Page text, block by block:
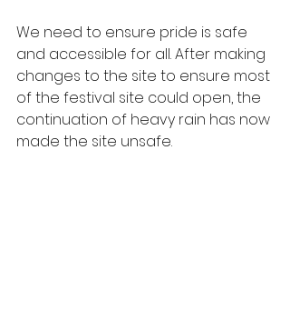
We need to ensure pride is safe
and accessible for all. After making
changes to the site to ensure most
of the festival site could open, the
continuation of heavy rain has now
made the site unsafe.